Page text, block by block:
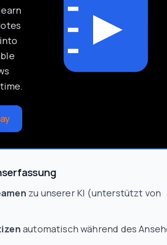
zu unserer KI (unterstützt von
automatisch während des